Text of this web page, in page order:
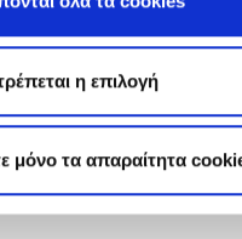
η επιλογή
μόνο τα απαραίτητα
1 0 29 Μ
55'
9 0 29 Μ
60'